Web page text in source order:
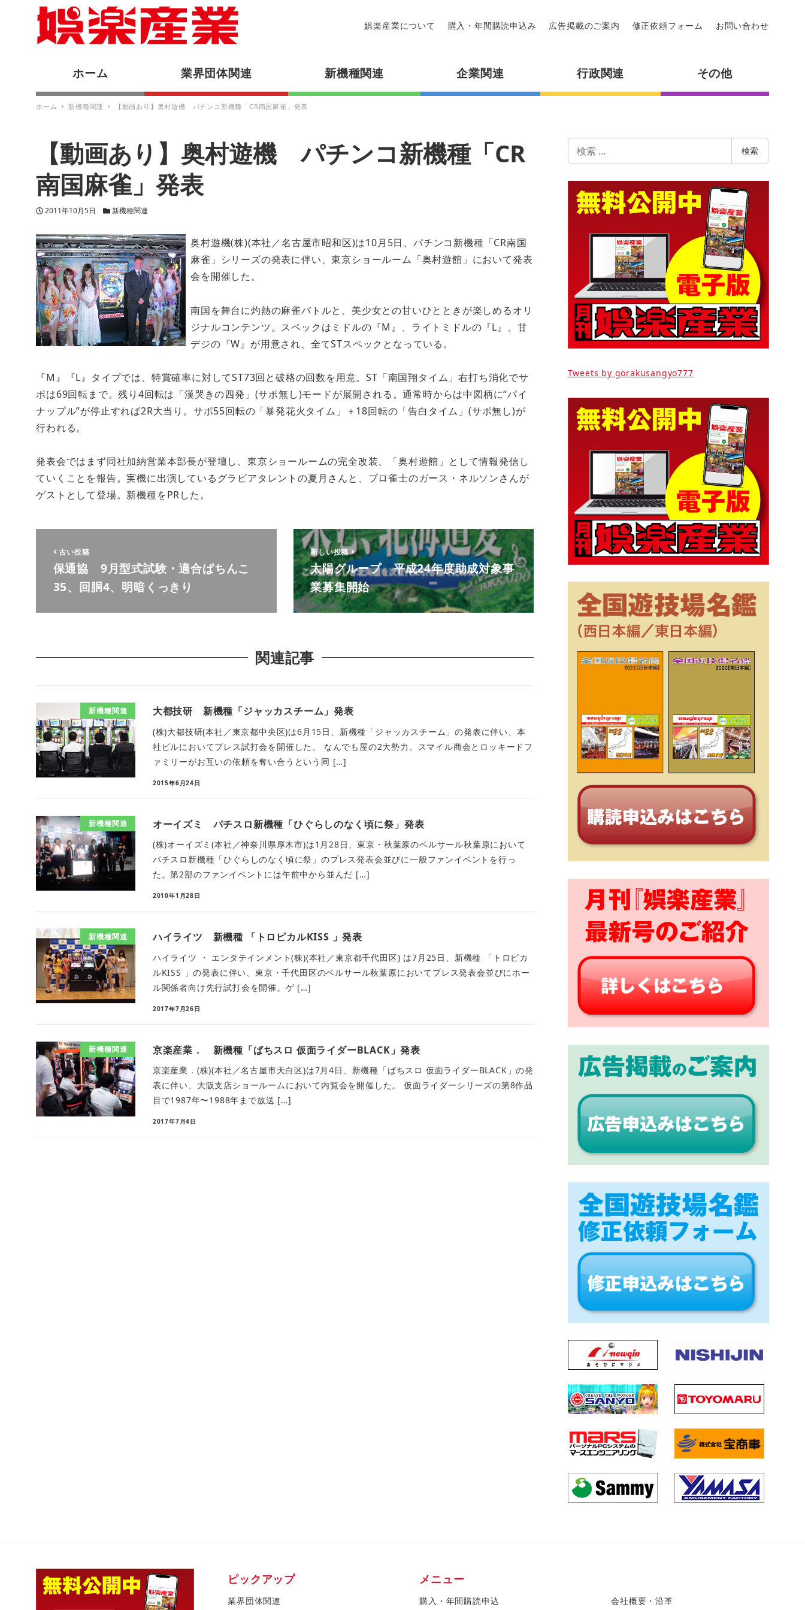
娯楽産業について 購入・年間購読申込み 広告掲載のご案内 修正依頼フォーム お問い合わせ
ホーム 業界団体関連 新機種関連 企業関連 行政関連 その他
ホーム 新機種関連 【動画あり】奥村遊機 パチンコ新機種「CR南国麻雀」発表
【動画あり】奥村遊機 パチンコ新機種「CR
南国麻雀」発表
投稿日
2011年10月5日 カテゴリー
新機種関連
奥村遊機(株)(本社／名古屋市昭和区)は10月5日、パチンコ新機種「CR南国
麻雀」シリーズの発表に伴い、東京ショールーム「奥村遊館」において発表
会を開催した。
南国を舞台に灼熱の麻雀バトルと、美少女との甘いひとときが楽しめるオリ
ジナルコンテンツ。スペックはミドルの『M』、ライトミドルの『L』、甘
デジの『W』が用意され、全てSTスペックとなっている。
『M』『L』タイプでは、特賞確率に対してST73回と破格の回数を用意。ST「南国翔タイム」右打ち消化でサ
ポは69回転まで。残り4回転は「漢哭きの四発」(サポ無し)モードが展開される。通常時からは中図柄に“パイ
ナップル”が停止すれば2R大当り。サポ55回転の「暴発花火タイム」＋18回転の「告白タイム」(サポ無し)が
行われる。
発表会ではまず同社加納営業本部長が登壇し、東京ショールームの完全改装、「奥村遊館」として情報発信し
ていくことを報告。実機に出演しているグラビアタレントの夏月さんと、プロ雀士のガース・ネルソンさんが
ゲストとして登場。新機種をPRした。
古い投稿
保通協 9月型式試験・適合ぱちんこ
35、回胴4、明暗くっきり
新しい投稿
太陽グループ 平成24年度助成対象事
業募集開始
関連記事
新機種関連 大都技研 新機種「ジャッカスチーム」発表
(株)大都技研(本社／東京都中央区)は6月15日、新機種「ジャッカスチーム」の発表に伴い、本
社ビルにおいてプレス試打会を開催した。 なんでも屋の2大勢力、スマイル商会とロッキードフ
ァミリーがお互いの依頼を奪い合うという同 […]
2015年6月24日
新機種関連 オーイズミ パチスロ新機種「ひぐらしのなく頃に祭」発表
(株)オーイズミ(本社／神奈川県厚木市)は1月28日、東京・秋葉原のベルサール秋葉原において
パチスロ新機種「ひぐらしのなく頃に祭」のプレス発表会並びに一般ファンイベントを行っ
た。第2部のファンイベントには午前中から並んだ […]
2010年1月28日
新機種関連 ハイライツ 新機種 「トロピカルKISS 」発表
ハイライツ ・ エンタテインメント(株)(本社／東京都千代田区) は7月25日、新機種 「トロピカ
ルKISS 」の発表に伴い、東京・千代田区のベルサール秋葉原においてプレス発表会並びにホー
ル関係者向け先行試打会を開催。ゲ […]
2017年7月26日
新機種関連 京楽産業． 新機種「ぱちスロ 仮面ライダーBLACK」発表
京楽産業．(株)(本社／名古屋市天白区)は7月4日、新機種「ぱちスロ 仮面ライダーBLACK」の発
表に伴い、大阪支店ショールームにおいて内覧会を開催した。 仮面ライダーシリーズの第8作品
目で1987年〜1988年まで放送 […]
2017年7月4日
索
検索
Tweets by gorakusangyo777
ピックアップ
業界団体関連
メニュー
購入・年間購読申込 会社概要・沿革